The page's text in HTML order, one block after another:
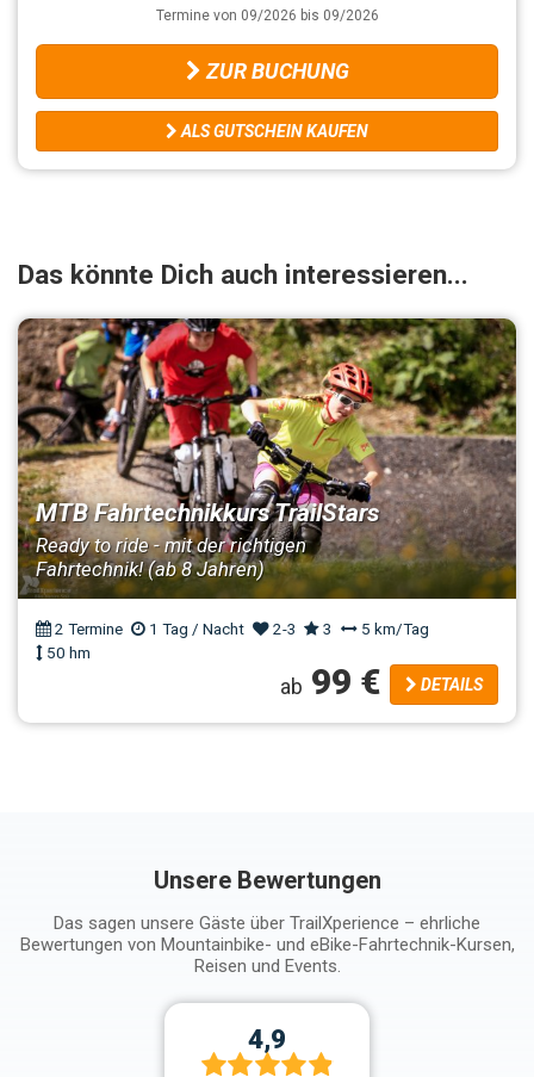
Termine von 09/2026 bis 09/2026
ZUR BUCHUNG
ALS GUTSCHEIN KAUFEN
Das könnte Dich auch interessieren...
MTB Fahrtechnikkurs TrailStars
Ready to ride - mit der richtigen
Fahrtechnik! (ab 8 Jahren)
2 Termine 1 Tag / Nacht 2-3 3
5 km/Tag
50 hm
DETAILS
ab 99 €
Unsere Bewertungen
Das sagen unsere Gäste über TrailXperience – ehrliche
Bewertungen von Mountainbike- und eBike-Fahrtechnik-Kursen,
Reisen und Events.
4,9